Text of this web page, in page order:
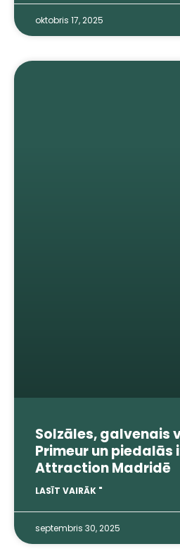
oktobris 17, 2025
Solzāles, galvenais
Primeur un piedalās
Attraction Madridē
LASĪT VAIRĀK "
septembris 30, 2025